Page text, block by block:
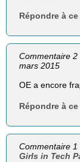
Répondre à
Commentaire
mars 2015
OE a encore
Répondre à
Commentaire
Girls in Tech